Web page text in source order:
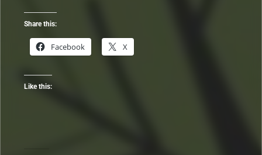
Share this:
Facebook X
Like this: